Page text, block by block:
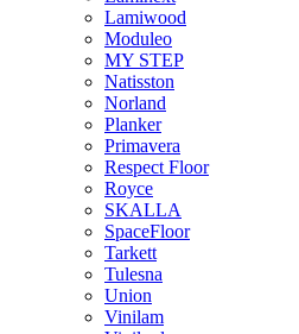
Lamiwood
Moduleo
MY STEP
Natisston
Norland
Planker
Primavera
Respect Floor
Royce
SKALLA
SpaceFloor
Tarkett
Tulesna
Union
Vinilam